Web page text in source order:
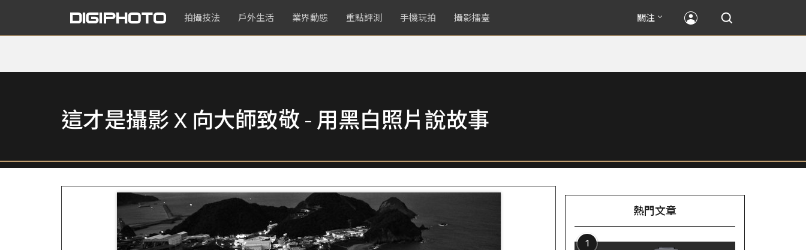
拍攝技法 戶外生活 業界動態 重點評測 手機玩拍 攝影擂臺 關注
這才是攝影 X 向大師致敬 - 用黑白照片說故事
熱門文章
1